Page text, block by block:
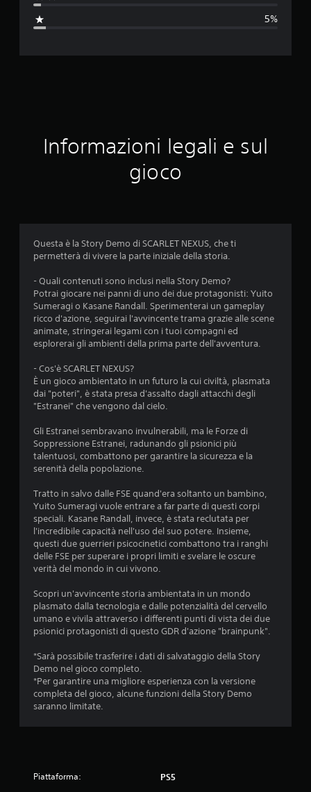
i
e
d
d
i
4
4
e
l
s
u
c
i
q
5%
Informazioni legali e sul
gioco
Questa è la Story Demo di SCARLET NEXUS, che ti
permetterà di vivere la parte iniziale della storia.
- Quali contenuti sono inclusi nella Story Demo?
Potrai giocare nei panni di uno dei due protagonisti: Yuito
Sumeragi o Kasane Randall. Sperimenterai un gameplay
ricco d'azione, seguirai l'avvincente trama grazie alle scene
animate, stringerai legami con i tuoi compagni ed
esplorerai gli ambienti della prima parte dell'avventura.
- Cos'è SCARLET NEXUS?
È un gioco ambientato in un futuro la cui civiltà, plasmata
dai "poteri", è stata presa d'assalto dagli attacchi degli
"Estranei" che vengono dal cielo.
Gli Estranei sembravano invulnerabili, ma le Forze di
Soppressione Estranei, radunando gli psionici più
talentuosi, combattono per garantire la sicurezza e la
serenità della popolazione.
Tratto in salvo dalle FSE quand'era soltanto un bambino,
Yuito Sumeragi vuole entrare a far parte di questi corpi
speciali. Kasane Randall, invece, è stata reclutata per
l'incredibile capacità nell'uso del suo potere. Insieme,
questi due guerrieri psicocinetici combattono tra i ranghi
delle FSE per superare i propri limiti e svelare le oscure
verità del mondo in cui vivono.
Scopri un'avvincente storia ambientata in un mondo
plasmato dalla tecnologia e dalle potenzialità del cervello
umano e vivila attraverso i differenti punti di vista dei due
psionici protagonisti di questo GDR d'azione "brainpunk".
*Sarà possibile trasferire i dati di salvataggio della Story
Demo nel gioco completo.
*Per garantire una migliore esperienza con la versione
completa del gioco, alcune funzioni della Story Demo
saranno limitate.
Piattaforma: PS5